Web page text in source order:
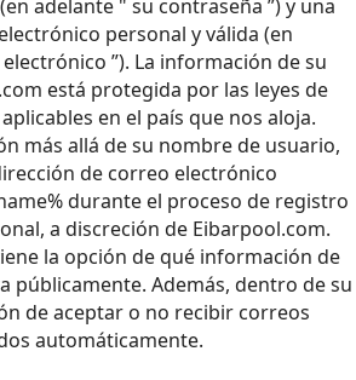
adelante " su contraseña ”) y una
personal y válida (en
”). La información de su
está protegida por las leyes de
en el país que nos aloja.
más allá de su nombre de usuario,
de correo electrónico
durante el proceso de registro
a discreción de Eibarpool.com.
la opción de qué información de
públicamente. Además, dentro de su
de aceptar o no recibir correos
automáticamente.